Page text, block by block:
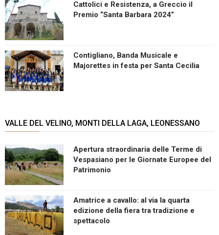
Cattolici e Resistenza, a Greccio il
Premio “Santa Barbara 2024”
Contigliano, Banda Musicale e
Majorettes in festa per Santa Cecilia
VALLE DEL VELINO, MONTI DELLA LAGA, LEONESSANO
Apertura straordinaria delle Terme di
Vespasiano per le Giornate Europee del
Patrimonio
Amatrice a cavallo: al via la quarta
edizione della fiera tra tradizione e
spettacolo